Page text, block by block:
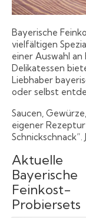
Bayerische
vielfältigen
einer Auswahl
Delikatessen
Liebhaber
oder selbst
Saucen,
eigener
Aktuelle
Bayerische
Feinkost-
Probiersets